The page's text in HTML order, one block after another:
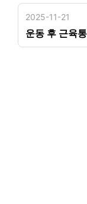
2025-11-21
운동 후 근육